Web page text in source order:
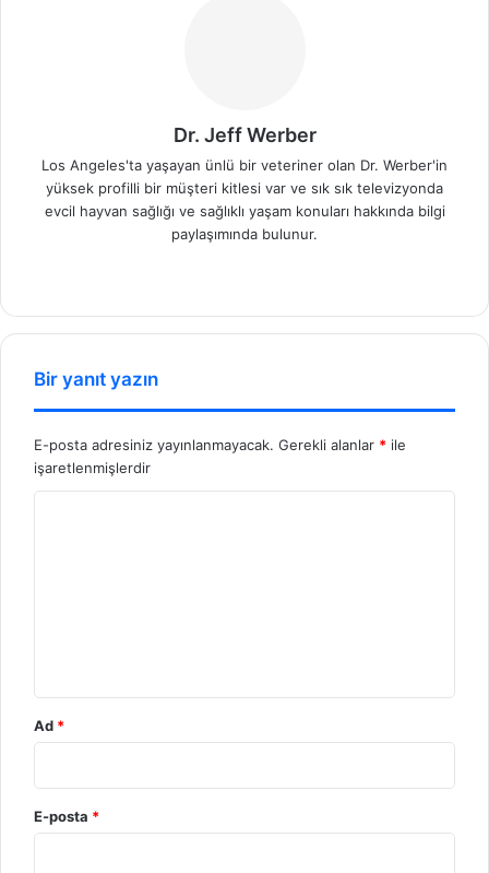
Dr. Jeff Werber
Los Angeles'ta yaşayan ünlü bir veteriner olan Dr. Werber'in
yüksek profilli bir müşteri kitlesi var ve sık sık televizyonda
evcil hayvan sağlığı ve sağlıklı yaşam konuları hakkında bilgi
paylaşımında bulunur.
sit
Bir yanıt yazın
E-posta adresiniz yayınlanmayacak. Gerekli alanlar * ile
işaretlenmişlerdir
Ad *
E-posta *